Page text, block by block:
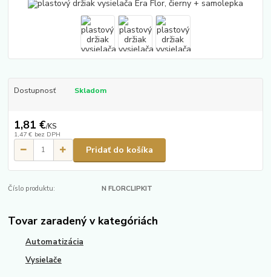
Dostupnosť Skladom
1,81 €/KS
1,47 € bez DPH
Pridať do košíka
Číslo produktu: N FLORCLIPKIT
Tovar zaradený v kategóriách
Automatizácia
Vysielače